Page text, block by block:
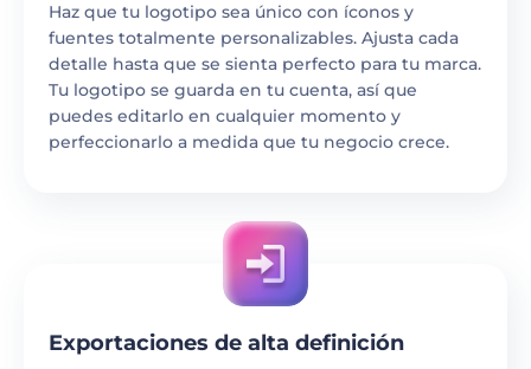
Haz que tu logotipo sea único con íconos y
fuentes totalmente personalizables. Ajusta cada
detalle hasta que se sienta perfecto para tu marca.
Tu logotipo se guarda en tu cuenta, así que
puedes editarlo en cualquier momento y
perfeccionarlo a medida que tu negocio crece.
Exportaciones de alta definición